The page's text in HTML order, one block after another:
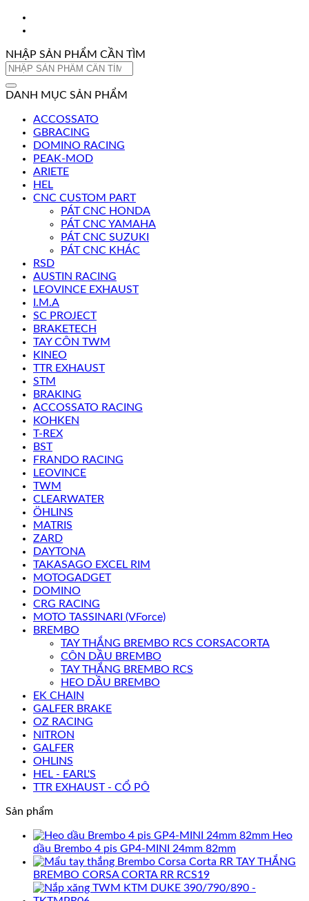
NHẬP SẢN PHẨM CẦN TÌM
Tìm
DANH MỤC SẢN PHẨM
ACCOSSATO
GBRACING
DOMINO RACING
PEAK-MOD
ARIETE
HEL
CNC CUSTOM PART
PÁT CNC HONDA
PÁT CNC YAMAHA
PÁT CNC SUZUKI
PÁT CNC KHÁC
RSD
AUSTIN RACING
LEOVINCE EXHAUST
I.M.A
SC PROJECT
BRAKETECH
TAY CÔN TWM
KINEO
TTR EXHAUST
STM
BRAKING
ACCOSSATO RACING
KOHKEN
T-REX
BST
FRANDO RACING
LEOVINCE
TWM
CLEARWATER
ÖHLINS
MATRIS
ZARD
DAYTONA
TAKASAGO EXCEL RIM
MOTOGADGET
DOMINO
CRG RACING
MOTO TASSINARI (VForce)
BREMBO
TAY THẮNG BREMBO RCS CORSACORTA
CÔN DẦU BREMBO
TAY THẮNG BREMBO RCS
HEO DẦU BREMBO
EK CHAIN
GALFER BRAKE
OZ RACING
NITRON
GALFER
OHLINS
HEL - EARL'S
TTR EXHAUST - CỔ PÔ
Sản phẩm
Heo
dầu Brembo 4 pis GP4-MINI 24mm 82mm
TAY THẮNG
BREMBO CORSA CORTA RR RCS19